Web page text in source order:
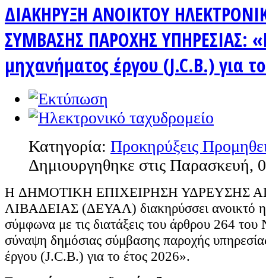
ΔΙΑΚΗΡΥΞΗ ΑΝΟΙΚΤΟΥ
ΣΥΜΒΑΣΗΣ ΠΑΡΟΧΗΣ ΥΠΗΡΕΣΙΑΣ:
μηχανήματος έργου (J.C.B.) για
Κατηγορία: Προκηρύξεις
Δημιουργηθηκε στις Παρασκευή,
H ΔΗΜΟΤΙΚΗ ΕΠΙΧΕΙΡΗΣΗ ΥΔΡΕΥΣΗΣ
ΛΙΒΑΔΕΙΑΣ (ΔΕΥΑΛ) διακηρύσσει ανοικτό
σύμφωνα με τις διατάξεις του άρθρου 264
σύναψη δημόσιας σύμβασης παροχής
έργου (J.C.B.) για το έτος 2026».